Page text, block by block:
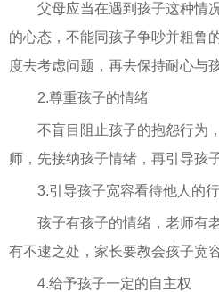
父母应当在遇到孩子这种情
的心态，不能同孩子争吵并粗鲁
度去考虑问题，再去保持耐心与
2.尊重孩子的情绪
不盲目阻止孩子的抱怨行为
师，先接纳孩子情绪，再引导孩
3.引导孩子宽容看待他人的
孩子有孩子的情绪，老师有
有不逮之处，家长要教会孩子宽
4.给予孩子一定的自主权